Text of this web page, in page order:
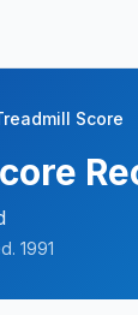
Score
1991